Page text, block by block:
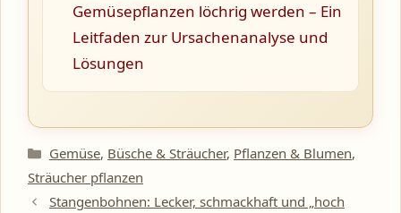
Gemüsepflanzen löchrig werden – Ein
Leitfaden zur Ursachenanalyse und
Lösungen
Kategorien
Gemüse, Büsche & Sträucher, Pflanzen & Blumen,
Sträucher pflanzen
Stangenbohnen: Lecker, schmackhaft und „hoch